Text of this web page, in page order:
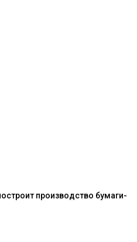
производство бумаги-